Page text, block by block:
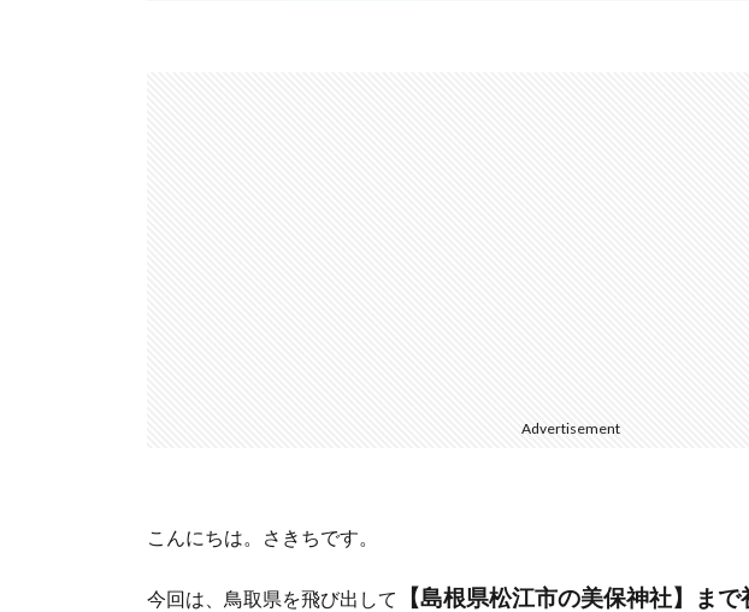
Advertisement
こんにちは。さきちです。
今回は、鳥取県を飛び出して 【島根県松江市の美保神社】まで